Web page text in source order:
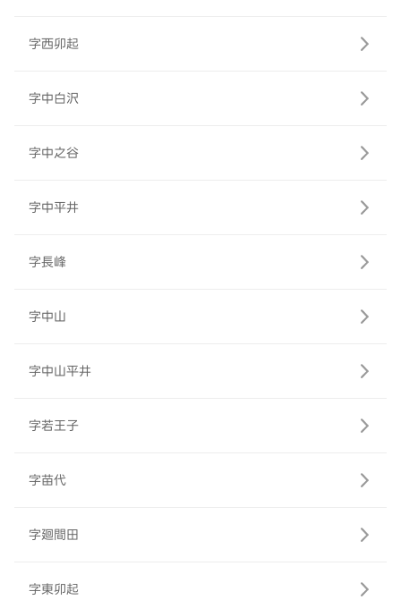
字西卯起
字中白沢
字中之谷
字中平井
字長峰
字中山
字中山平井
字若王子
字苗代
字廻間田
字東卯起